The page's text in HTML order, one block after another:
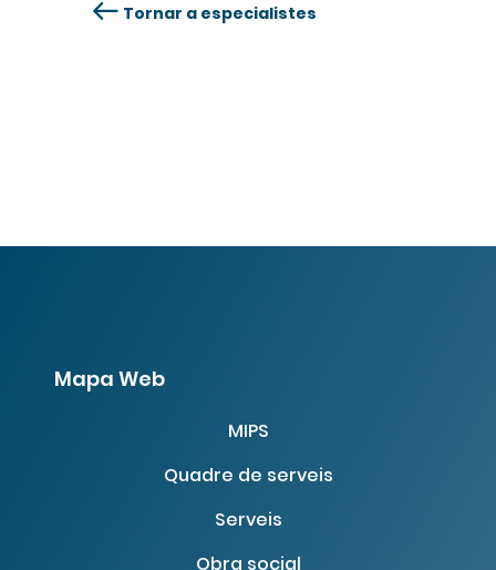
Tornar a especialistes
Mapa Web
MIPS
Quadre de serveis
Serveis
Obra social